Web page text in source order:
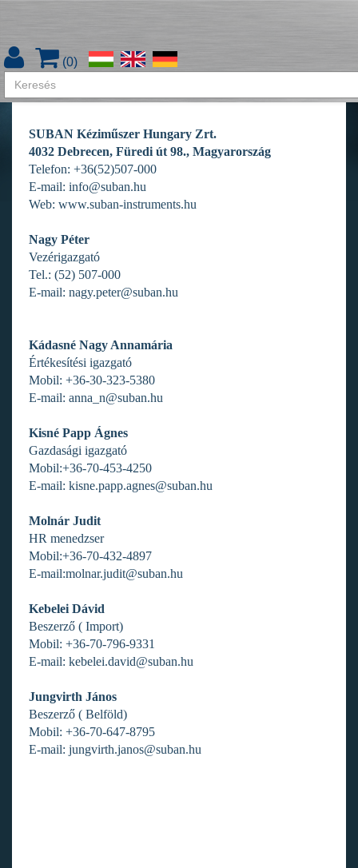
(0)
Kapcsolat
Kapcsolat
SUBAN Kéziműszer Hungary Zrt.
4032 Debrecen, Füredi út 98., Magyarország
Telefon: +36(52)507-000
E-mail: info@suban.hu
Web: www.suban-instruments.hu
Nagy Péter
Vezérigazgató
Tel.: (52) 507-000
E-mail: nagy.peter@suban.hu
Kádasné Nagy Annamária
Értékesítési igazgató
Mobil: +36-30-323-5380
​E-mail: anna_n@suban.hu
Kisné Papp Ágnes
Gazdasági igazgató
Mobil:+36-70-453-4250
E-mail: kisne.papp.agnes@suban.hu
Molnár Judit
HR menedzser
Mobil:+36-70-432-4897
E-mail:molnar.judit@suban.hu
Kebelei Dávid
Beszerző ( Import)
Mobil: +36-70-796-9331
E-mail: kebelei.david@suban.hu
Jungvirth János
Beszerző ( Belföld)
Mobil: +36-70-647-8795
E-mail: jungvirth.janos@suban.hu